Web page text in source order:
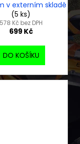
OFF šedé
v externím skladě
(5 ks)
578 Kč bez DPH
699 Kč
DO KOŠÍKU